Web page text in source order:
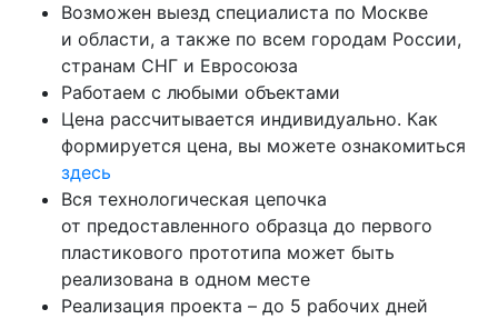
Возможен выезд специалиста по Москве
и области, а также по всем городам России,
странам СНГ и Евросоюза
Работаем с любыми объектами
Цена рассчитывается индивидуально. Как
формируется цена, вы можете ознакомиться
здесь
Вся технологическая цепочка
от предоставленного образца до первого
пластикового прототипа может быть
реализована в одном месте
Реализация проекта – до 5 рабочих дней